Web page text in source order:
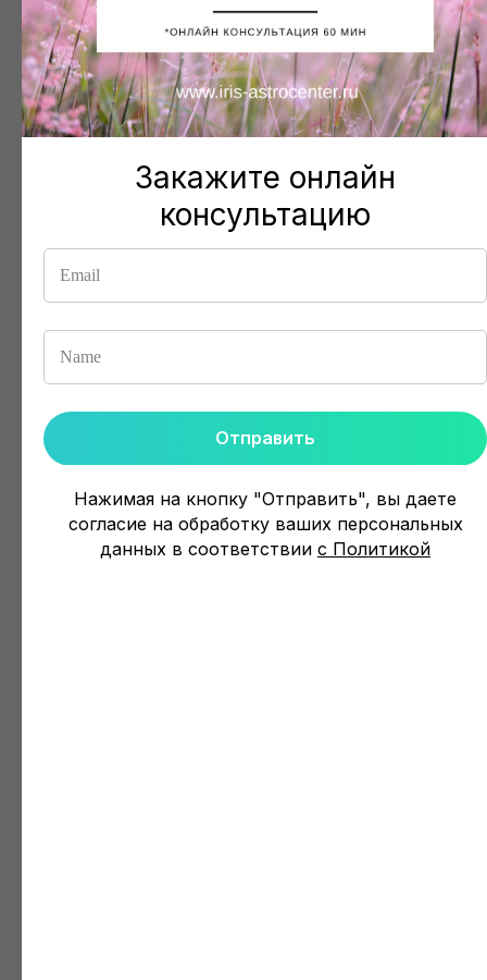
Закажите онлайн
консультацию
Отправить
Нажимая на кнопку "Отправить", вы даете
согласие на обработку ваших персональных
данных в соответствии с Политикой
Не нашли то, что искали?
Напишите нам и, возможно, мы
подберем для вас нужный вариант
Написать